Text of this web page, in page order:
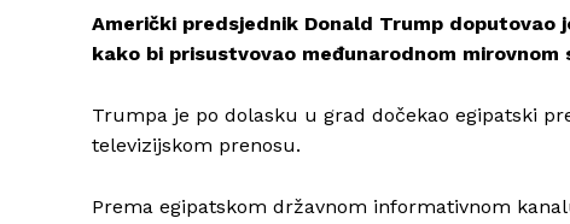
Američki predsjednik Donald Trump doputovao
kako bi prisustvovao međunarodnom mirovnom
Trumpa je po dolasku u grad dočekao egipatski
televizijskom prenosu.
Prema egipatskom državnom informativnom